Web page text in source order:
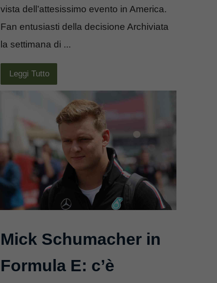
vista dell’attesissimo evento in America.
Fan entusiasti della decisione Archiviata
la settimana di ...
Leggi Tutto
Mick Schumacher in
Formula E: c’è